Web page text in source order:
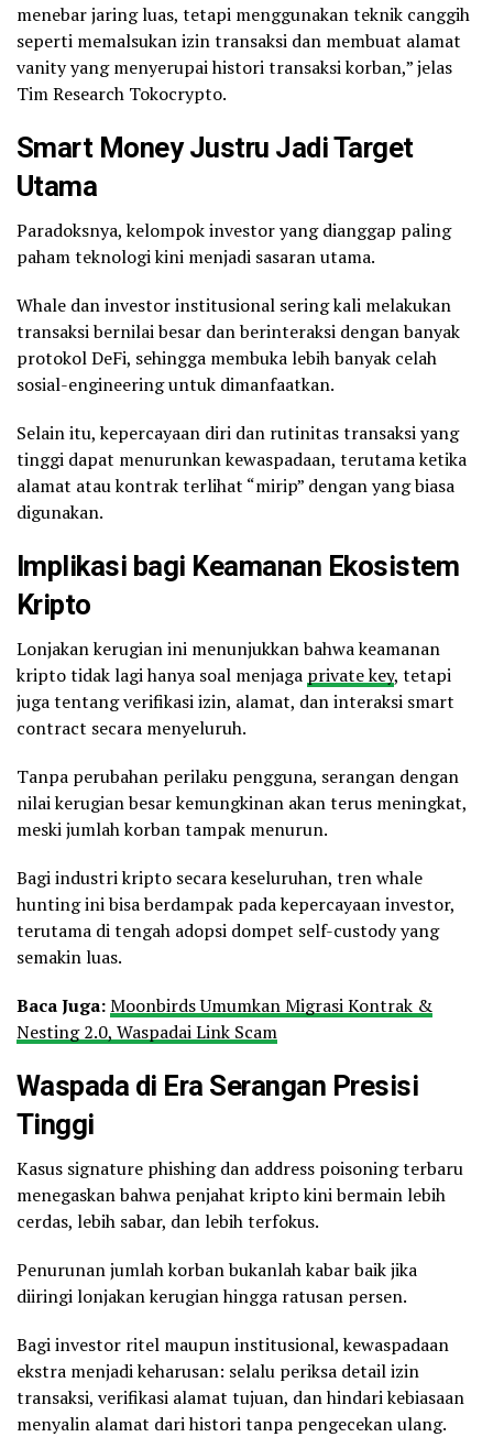
menebar jaring luas, tetapi menggunakan teknik canggih
seperti memalsukan izin transaksi dan membuat alamat
vanity yang menyerupai histori transaksi korban,” jelas
Tim Research Tokocrypto.
Smart Money Justru Jadi Target
Utama
Paradoksnya, kelompok investor yang dianggap paling
paham teknologi kini menjadi sasaran utama.
Whale dan investor institusional sering kali melakukan
transaksi bernilai besar dan berinteraksi dengan banyak
protokol DeFi, sehingga membuka lebih banyak celah
sosial-engineering untuk dimanfaatkan.
Selain itu, kepercayaan diri dan rutinitas transaksi yang
tinggi dapat menurunkan kewaspadaan, terutama ketika
alamat atau kontrak terlihat “mirip” dengan yang biasa
digunakan.
Implikasi bagi Keamanan Ekosistem
Kripto
Lonjakan kerugian ini menunjukkan bahwa keamanan
kripto tidak lagi hanya soal menjaga private key, tetapi
juga tentang verifikasi izin, alamat, dan interaksi smart
contract secara menyeluruh.
Tanpa perubahan perilaku pengguna, serangan dengan
nilai kerugian besar kemungkinan akan terus meningkat,
meski jumlah korban tampak menurun.
Bagi industri kripto secara keseluruhan, tren whale
hunting ini bisa berdampak pada kepercayaan investor,
terutama di tengah adopsi dompet self-custody yang
semakin luas.
Baca Juga:Moonbirds Umumkan Migrasi Kontrak &
Nesting 2.0, Waspadai Link Scam
Waspada di Era Serangan Presisi
Tinggi
Kasus signature phishing dan address poisoning terbaru
menegaskan bahwa penjahat kripto kini bermain lebih
cerdas, lebih sabar, dan lebih terfokus.
Penurunan jumlah korban bukanlah kabar baik jika
diiringi lonjakan kerugian hingga ratusan persen.
Bagi investor ritel maupun institusional, kewaspadaan
ekstra menjadi keharusan: selalu periksa detail izin
transaksi, verifikasi alamat tujuan, dan hindari kebiasaan
menyalin alamat dari histori tanpa pengecekan ulang.